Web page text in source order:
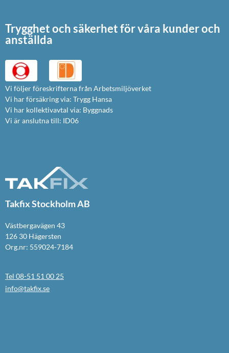
Trygghet och säkerhet för våra kunder och
anställda
Vi följer föreskrifterna från Arbetsmiljöverket
Vi har försäkring via: Trygg Hansa
Vi har kollektivavtal via: Byggnads
Vi är anslutna till: ID06
Takfix Stockholm AB
Västbergavägen 43
126 30 Hägersten
Org.nr: 559024-7184
Tel 08-51 51 00 25
info@takfix.se